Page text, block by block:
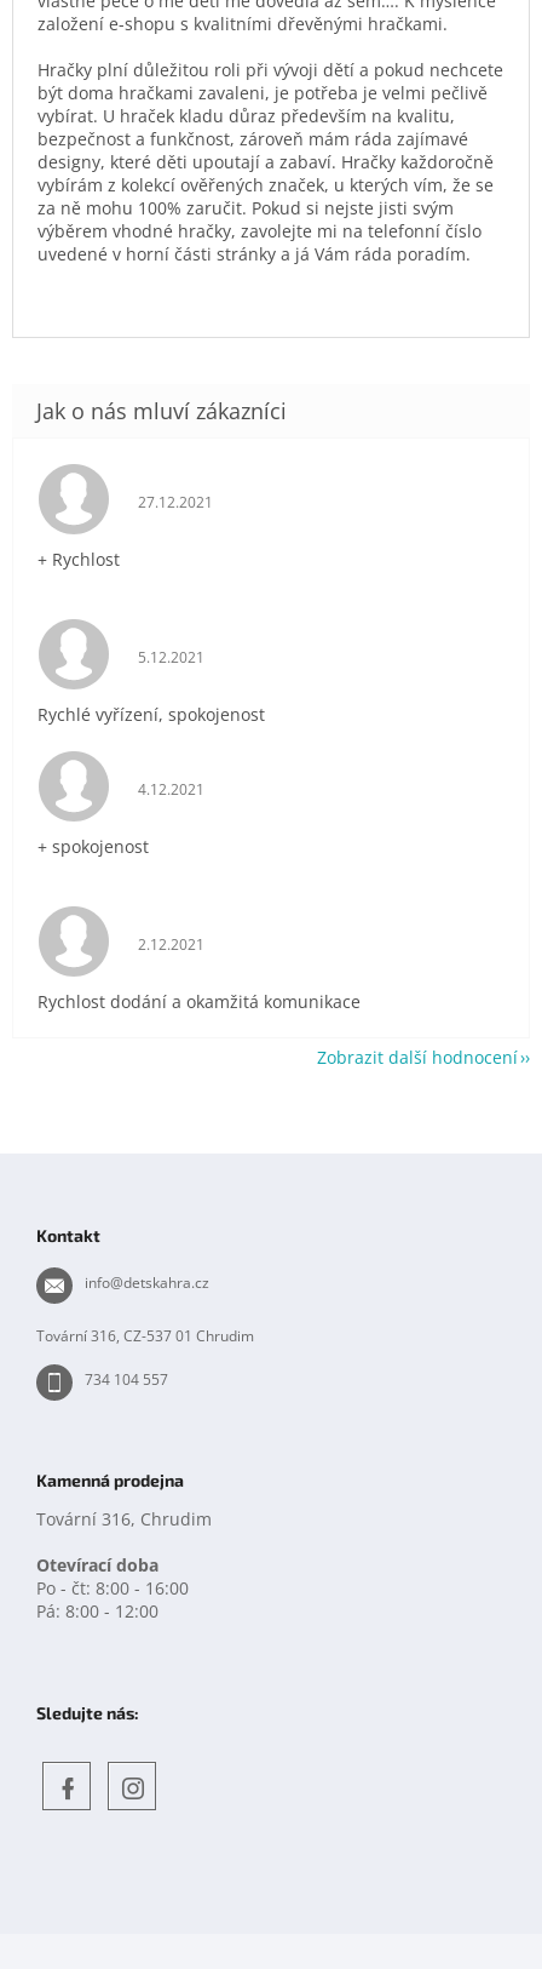
založení e-shopu s kvalitními dřevěnými hračkami.
Hračky plní důležitou roli při vývoji dětí a pokud nechcete
být doma hračkami zavaleni, je potřeba je velmi pečlivě
vybírat. U hraček kladu důraz především na kvalitu,
bezpečnost a funkčnost, zároveň mám ráda zajímavé
designy, které děti upoutají a zabaví. Hračky každoročně
vybírám z kolekcí ověřených značek, u kterých vím, že se
za ně mohu 100% zaručit. Pokud si nejste jisti svým
výběrem vhodné hračky, zavolejte mi na telefonní číslo
uvedené v horní části stránky a já Vám ráda poradím.
Hodnocení obchodu je 5 z 5 hvězdiček.
27.12.2021
+ Rychlost
Hodnocení obchodu je 5 z 5 hvězdiček.
5.12.2021
Rychlé vyřízení, spokojenost
Hodnocení obchodu je 5 z 5 hvězdiček.
4.12.2021
+ spokojenost
Hodnocení obchodu je 5 z 5 hvězdiček.
2.12.2021
Rychlost dodání a okamžitá komunikace
Zobrazit další hodnocení
Kontakt
info@detskahra.cz
Tovární 316, CZ-537 01 Chrudim
734 104 557
Kamenná prodejna
Tovární 316, Chrudim
Otevírací doba
Po - čt: 8:00 - 16:00
Pá: 8:00 - 12:00
Sledujte nás: